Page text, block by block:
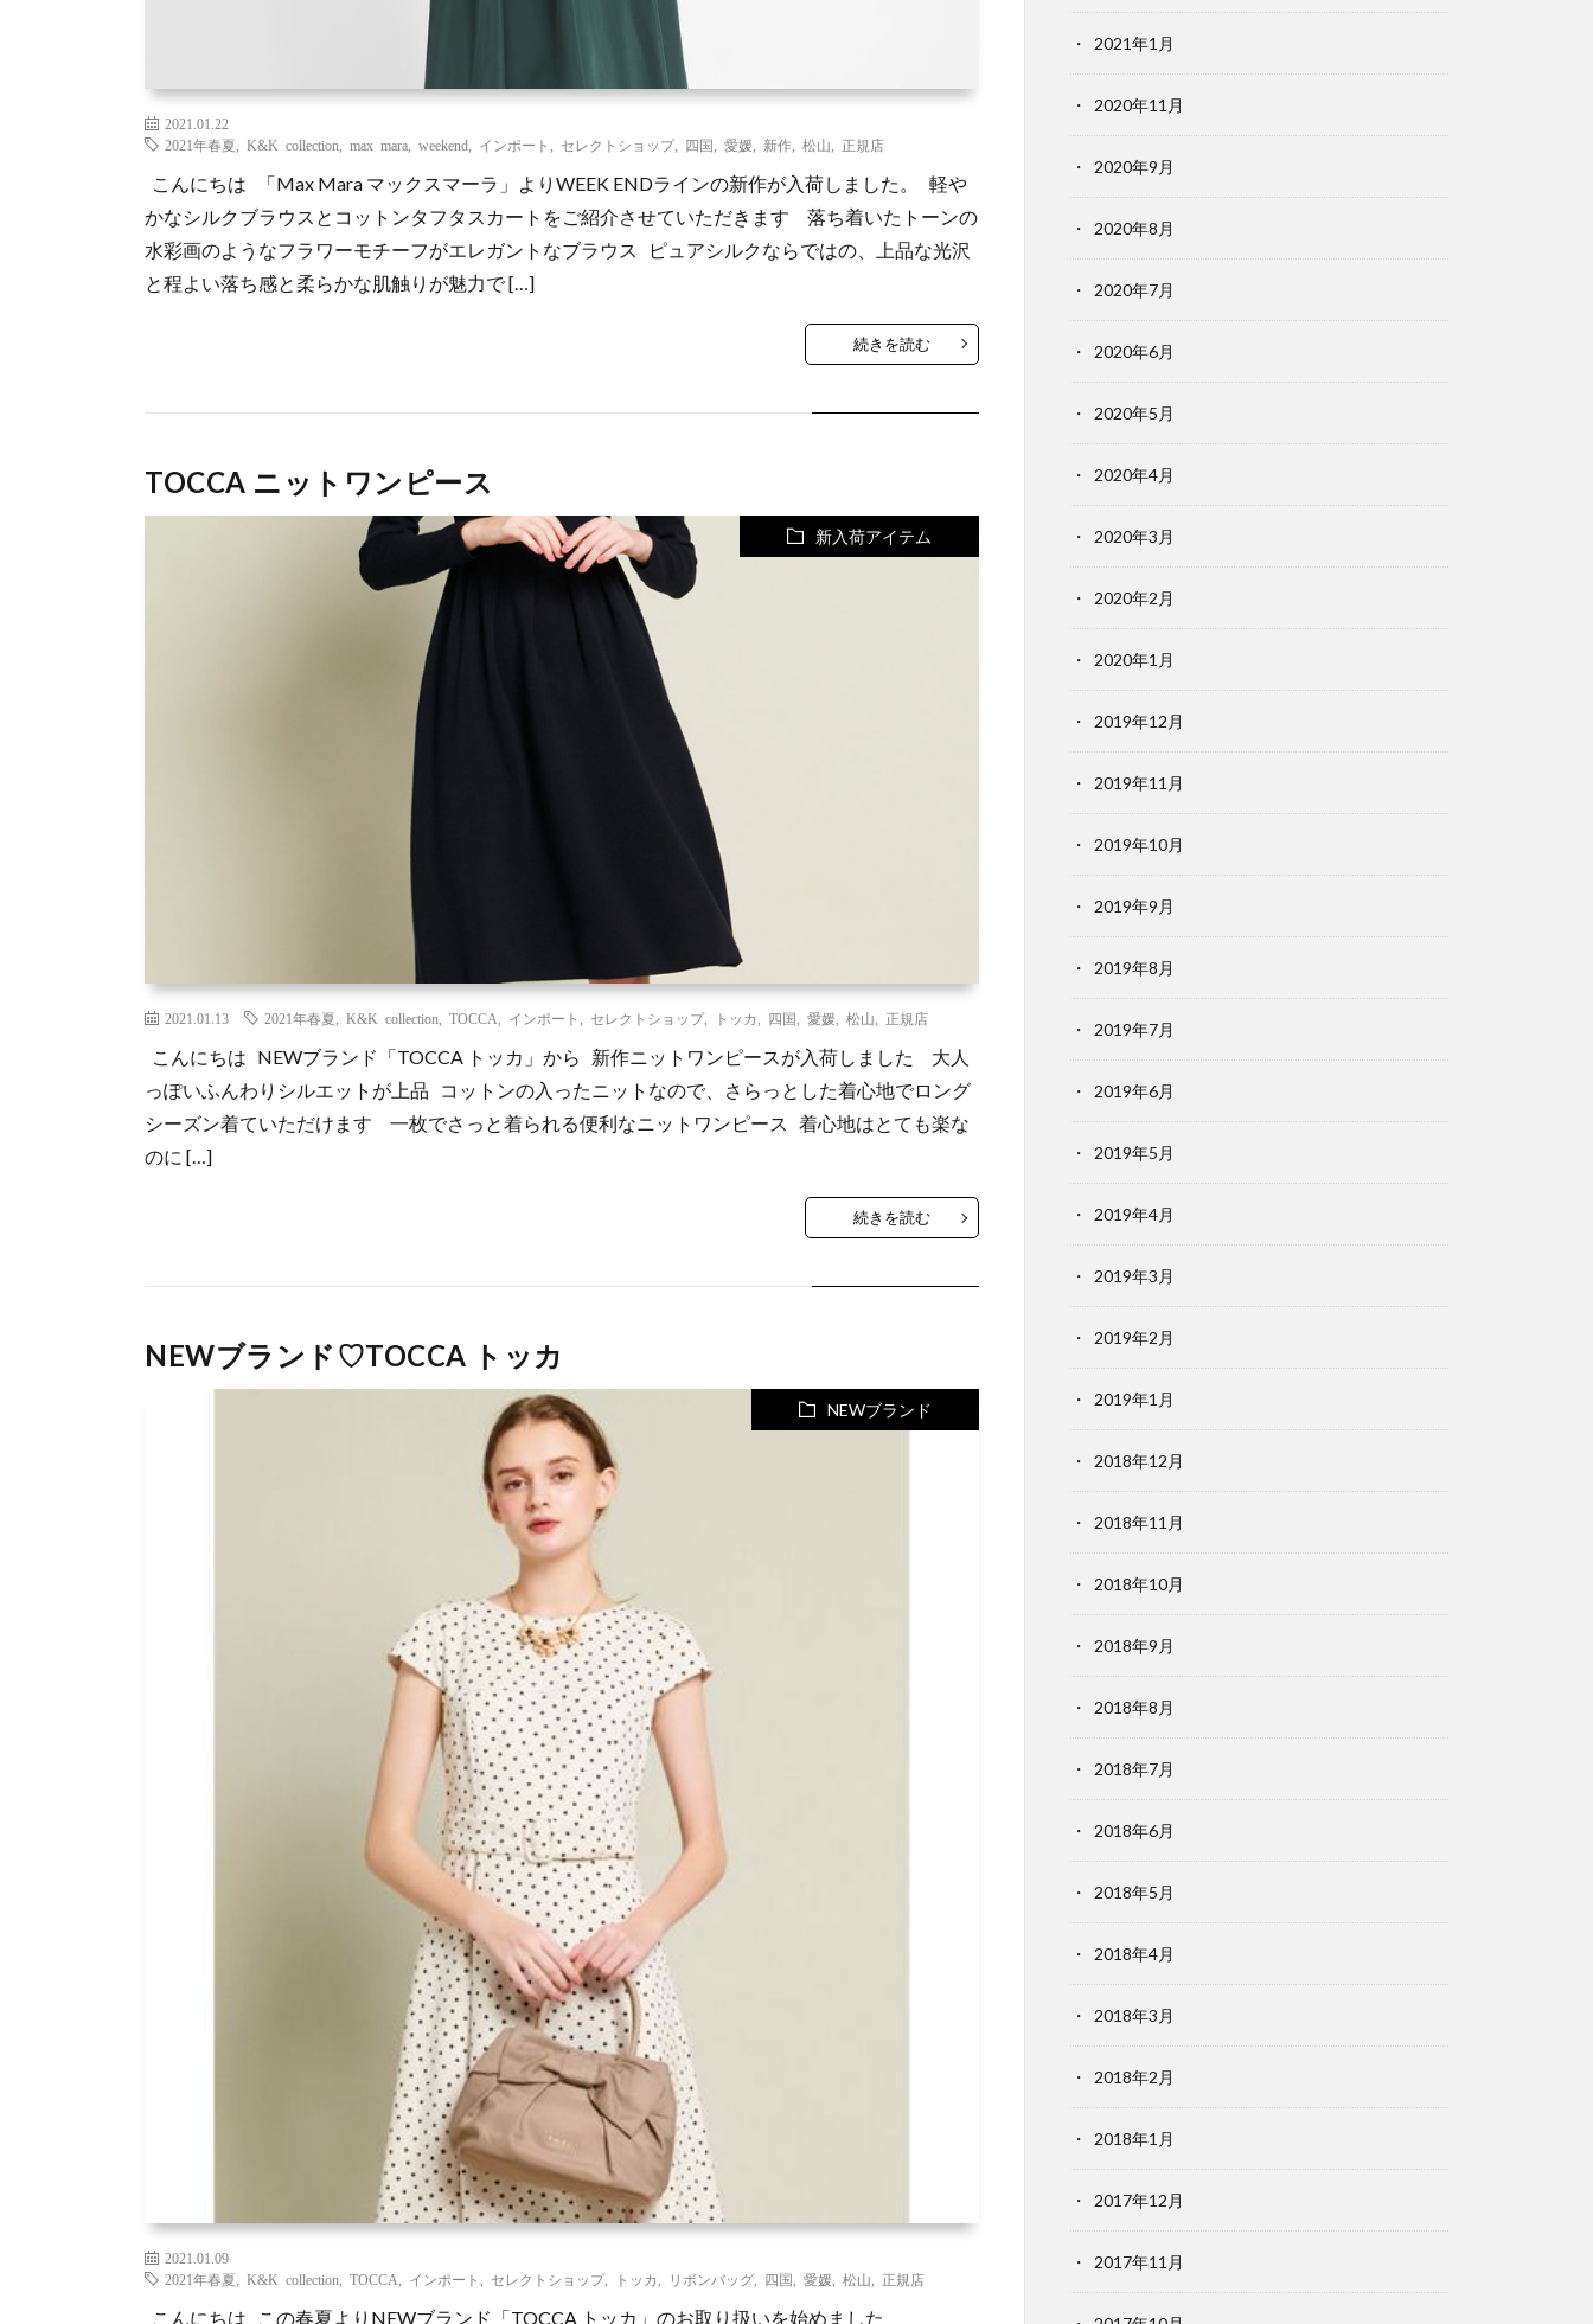
2021.01.22
2021年春夏
K&K collection max mara weekend インポート セレクトショップ, 四国 愛媛 新作 松山 正規店
こんにちは 「Max Mara マックスマーラ」よりWEEK ENDラインの新作が入荷しました。 軽や
かなシルクブラウスとコットンタフタスカートをご紹介させていただきます 落ち着いたトーンの
水彩画のようなフラワーモチーフがエレガントなブラウス ピュアシルクならではの、上品な光沢
と程よい落ち感と柔らかな肌触りが魅力で […]
続きを読む
TOCCA ニットワンピース
新入荷アイテム
2021.01.13 2021年春夏 K&K collection TOCCA インポート セレクトショップ, トッカ 四国 愛媛 松山 正規店
こんにちは NEWブランド「TOCCA トッカ」から 新作ニットワンピースが入荷しました 大人
っぽいふんわりシルエットが上品 コットンの入ったニットなので、さらっとした着心地でロング
シーズン着ていただけます 一枚でさっと着られる便利なニットワンピース 着心地はとても楽な
のに […]
続きを読む
NEWブランド♡TOCCA トッカ
NEWブランド
2021.01.09
2021年春夏
K&K collection TOCCA インポート セレクトショップ, トッカ リボンバッグ 四国 愛媛 松山 正規店
こんにちは この春夏よりNEWブランド「TOCCA トッカ」のお取り扱いを始めました
2021年1月
2020年11月
2020年9月
2020年8月
2020年7月
2020年6月
2020年5月
2020年4月
2020年3月
2020年2月
2020年1月
2019年12月
2019年11月
2019年10月
2019年9月
2019年8月
2019年7月
2019年6月
2019年5月
2019年4月
2019年3月
2019年2月
2019年1月
2018年12月
2018年11月
2018年10月
2018年9月
2018年8月
2018年7月
2018年6月
2018年5月
2018年4月
2018年3月
2018年2月
2018年1月
2017年12月
2017年11月